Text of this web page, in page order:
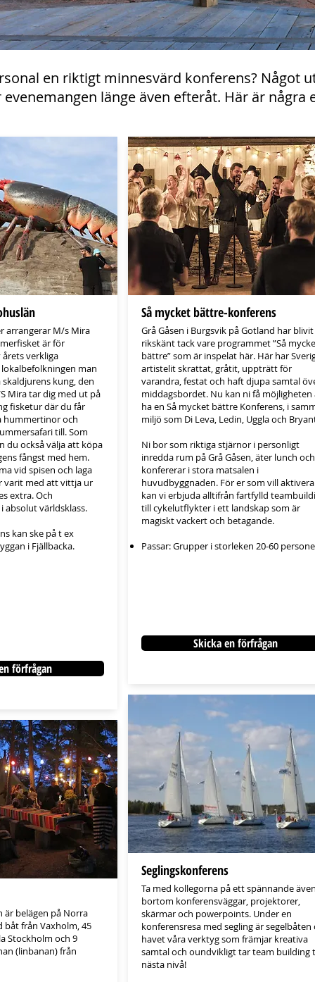
en riktigt minnesvärd konferens? Något
evenemangen länge även efteråt. Här är
arrangerar M/s Mira
är för
verkliga
man
kung, den
Mira tar dig med ut på
fisketur där du får
hummertinor och
till. Som
du också välja att köpa
fångst med hem.
vid spisen och laga
varit med att vittja ur
extra. Och
absolut världsklass.
kan ske på t ex
i Fjällbacka.
förfrågan
är belägen på Norra
båt från Vaxholm, 45
Stockholm och 9
(linbanan) från
Så mycket bättre-konferens
Grå Gåsen i Burgsvik på Gotland har blivit
rikskänt tack vare programmet ”Så
bättre” som är inspelat här. Här har
artistelit skrattat, gråtit, uppträtt för
varandra, festat och haft djupa samtal
middagsbordet. Nu kan ni få möjligheten
ha en Så mycket bättre Konferens, i
miljö som Di Leva, Ledin, Uggla och
Ni bor som riktiga stjärnor i personligt
inredda rum på Grå Gåsen, äter lunch och
konfererar i stora matsalen i
huvudbyggnaden. För er som vill
kan vi erbjuda alltifrån fartfylld
till cykelutflykter i ett landskap som är
magiskt vackert och betagande.
Passar: Grupper i storleken 20-60
Skicka en förfrågan
Seglingskonferens
Ta med kollegorna på ett spännande
bortom konferensväggar, projektorer,
skärmar och powerpoints. Under en
konferensresa med segling är segelbåten
havet våra verktyg som främjar kreativa
samtal och oundvikligt tar team building
nästa nivå!